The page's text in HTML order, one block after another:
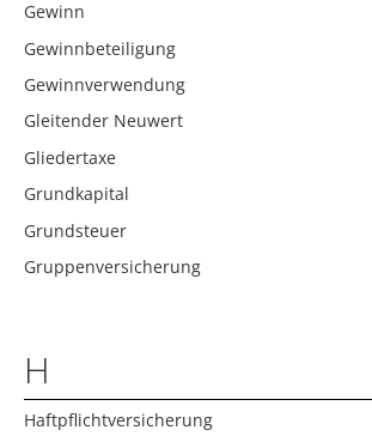
Gewinn
Gewinnbeteiligung
Gewinnverwendung
Gleitender Neuwert
Gliedertaxe
Grundkapital
Grundsteuer
Gruppenversicherung
H
Haftpflichtversicherung